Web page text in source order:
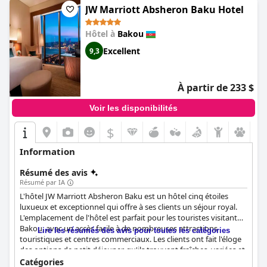
et l'emplacement pratique pour les personnes handicapées sont
un plus. Par conséquent, l'Holiday Inn Baku est recommandé
aux voyageurs d'affaires et de loisirs, ainsi qu'aux familles.
JW Marriott Absheron Baku Hotel
Hôtel à Bakou
9,3 Excellent
À partir de 233 $
Voir les disponibilités
$
Information
Résumé des avis
Résumé par IA
L'hôtel JW Marriott Absheron Baku est un hôtel cinq étoiles
luxueux et exceptionnel qui offre à ses clients un séjour royal.
L'emplacement de l'hôtel est parfait pour les touristes visitant
Bakou, avec un accès facile à de nombreuses attractions
touristiques et centres commerciaux. Les clients ont fait l'éloge
des options de petit déjeuner, qu'ils trouvent fraîches, variées et
délicieuses, et les chambres sont belles, modernes et offrent des
Lire les résumés des avis pour toutes les catégories
Catégories